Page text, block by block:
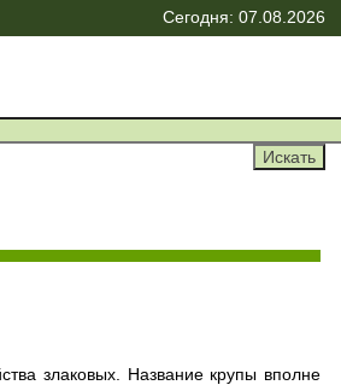
Сегодня: 07.08.2026
злаковых. Название крупы вполне